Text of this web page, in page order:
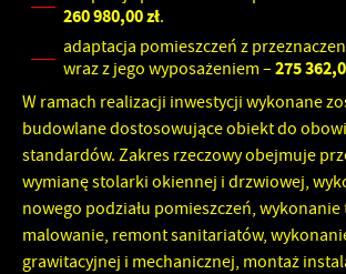
260 980,00 zł.
adaptacja pomieszczeń z
wraz z jego wyposażeniem – 275
W ramach realizacji inwestycji wykonane
budowlane dostosowujące obiekt do
standardów. Zakres rzeczowy obejmuje
wymianę stolarki okiennej i drzwiowej,
nowego podziału pomieszczeń, wykonanie
malowanie, remont sanitariatów,
grawitacyjnej i mechanicznej, montaż
Firmy te działają w charakterze pośredników
treści w postaci wiadomości, ofert,
społecznościowych.